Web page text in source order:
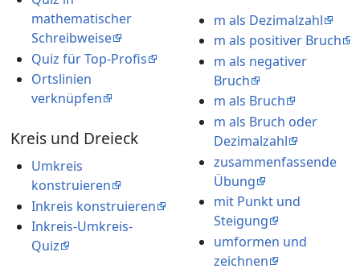
mathematischer
Schreibweise
Quiz für Top-Profis
Ortslinien
verknüpfen
Kreis und Dreieck
Umkreis
konstruieren
Inkreis konstruieren
Inkreis-Umkreis-
Quiz
m als Dezimalzahl
m als positiver Bruch
m als negativer
Bruch
m als Bruch
m als Bruch oder
Dezimalzahl
zusammenfassende
Übung
mit Punkt und
Steigung
umformen und
zeichnen